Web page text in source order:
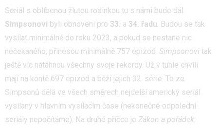
Seriál s oblíbenou žlutou rodinkou tu s námi bude dál.
Simpsonovi byli obnoveni pro 33. a 34. řadu. Budou se tak
vysílat minimálně do roku 2023, a pokud se nestane nic
nečekaného, přinesou minimálně 757 epizod. Simpsonovi tak
ještě víc natáhnou všechny svoje rekordy. Už v tuhle chvíli
mají na kontě 697 epizod a běží jejich 32. série. To ze
Simpsonů dělá ve všech směrech nejdelší americký seriál
vysílaný v hlavním vysílacím čase (nekonečné odpolední
seriály nepočítáme). Na druhé příčce je Zákon a pořádek: